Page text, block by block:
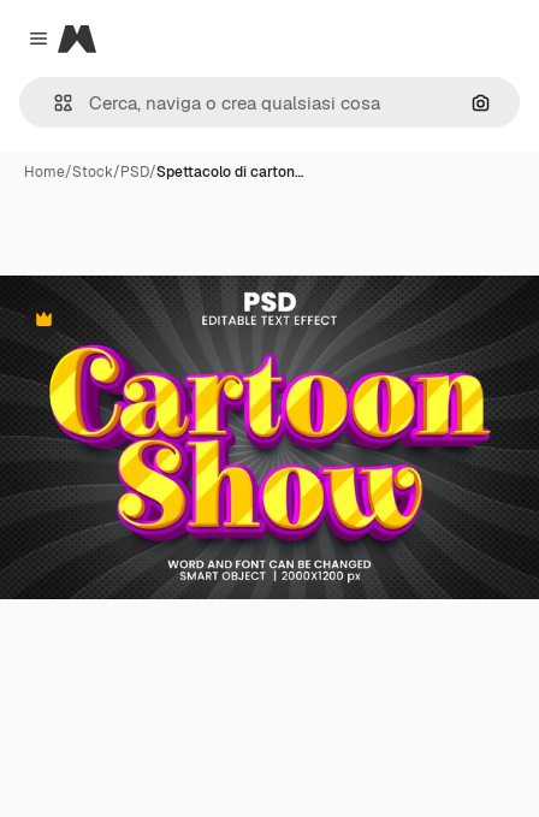
Close menu
Magnific
Cerca
Home/Stock/PSD/Spettacolo di carton…
Premium